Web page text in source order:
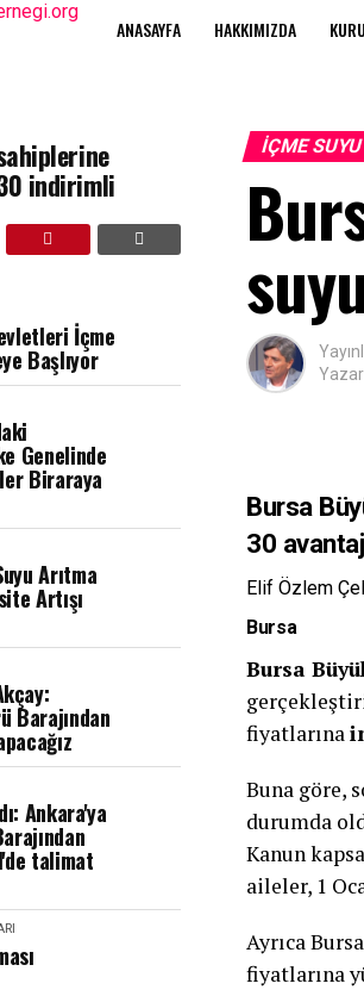
ANASAYFA HAKKIMIZDA
indirimli
İçme
Başlıyor
Genelinde
Biraraya
Arıtma
Artışı
Barajından
Ankara'ya
talimat
İÇME SUYU
Yazar
Bursa
30
Elif Özlem
Bursa
Bursa
fiyatlarına
Buna göre,
durumda
Kanun
aileler, 1
Ayrıca
fiyatlarına